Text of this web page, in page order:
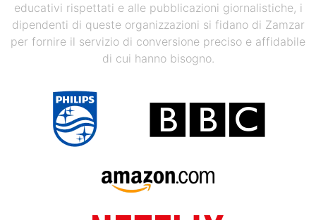
educativi rispettati e alle pubblicazioni giornalistiche, i
dipendenti di queste organizzazioni si fidano di Zamzar
per fornire il servizio di conversione preciso e affidabile
di cui hanno bisogno.